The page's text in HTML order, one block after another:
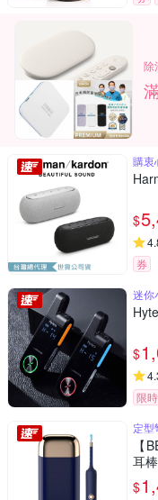
除
購衷
$
券
迷你
$
限
定型
【
耳
$